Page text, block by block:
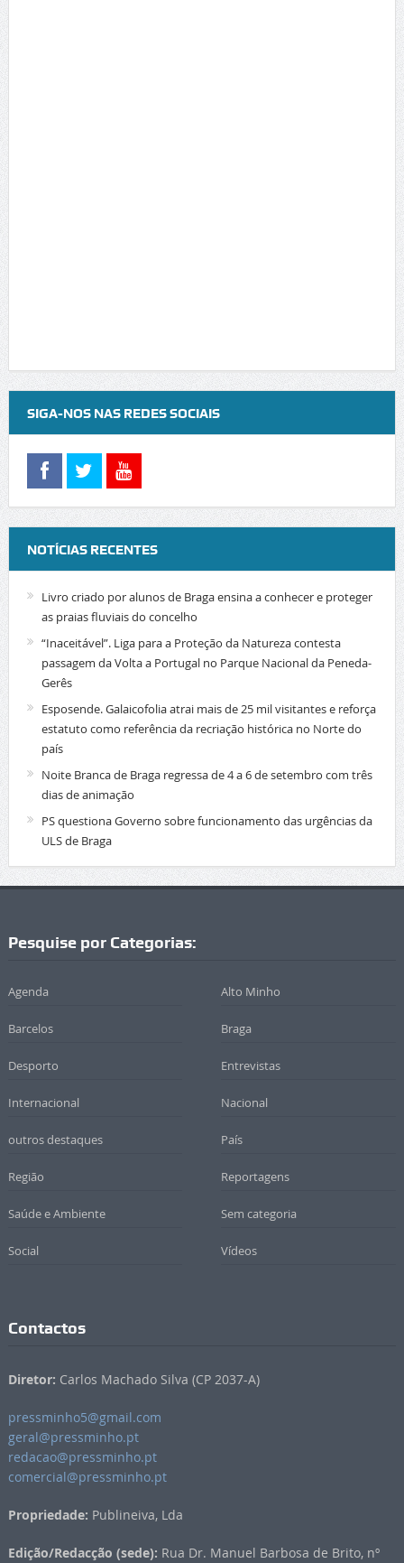
SIGA-NOS NAS REDES SOCIAIS
NOTÍCIAS RECENTES
Livro criado por alunos de Braga ensina a conhecer e proteger
as praias fluviais do concelho
“Inaceitável”. Liga para a Proteção da Natureza contesta
passagem da Volta a Portugal no Parque Nacional da Peneda-
Gerês
Esposende. Galaicofolia atrai mais de 25 mil visitantes e reforça
estatuto como referência da recriação histórica no Norte do
país
Noite Branca de Braga regressa de 4 a 6 de setembro com três
dias de animação
PS questiona Governo sobre funcionamento das urgências da
ULS de Braga
Pesquise por Categorias:
Agenda Alto Minho
Barcelos Braga
Desporto Entrevistas
Internacional Nacional
outros destaques País
Região Reportagens
Saúde e Ambiente Sem categoria
Social Vídeos
Contactos
Diretor: Carlos Machado Silva (CP 2037-A)
pressminho5@gmail.com
geral@pressminho.pt
redacao@pressminho.pt
comercial@pressminho.pt
Propriedade: Publineiva, Lda
Edição/Redacção (sede): Rua Dr. Manuel Barbosa de Brito, nº